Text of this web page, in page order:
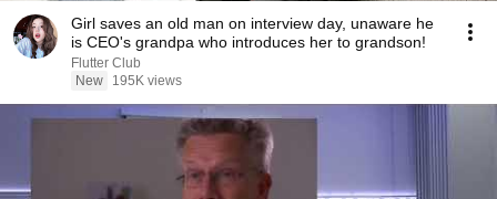
Girl saves an old man on interview day, unaware he
is CEO's grandpa who introduces her to grandson!
Flutter Club
New
195K views